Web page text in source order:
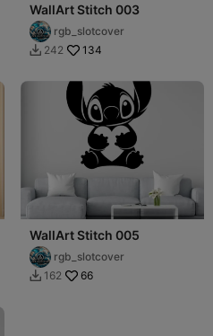
WallArt Stitch 003
rgb_slotcover
 242 134
WallArt Stitch 005
rgb_slotcover
 162 66